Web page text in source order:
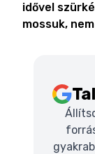
idővel
mossuk,